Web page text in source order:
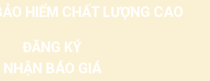
HIỂM CHẤT LƯỢNG CAO
ĐĂNG KÝ
NHẬN BÁO GIÁ